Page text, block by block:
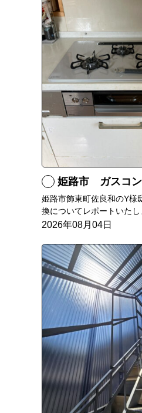
姫路市 ガスコ
姫路市飾東町佐良和のY様
換についてレポートいたし
2026年08月04日